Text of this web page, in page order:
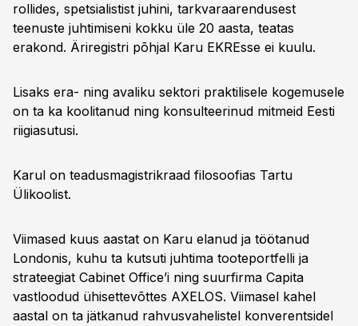
rollides, spetsialistist juhini, tarkvaraarendusest
teenuste juhtimiseni kokku üle 20 aasta, teatas
erakond. Äriregistri põhjal Karu EKREsse ei kuulu.
Lisaks era- ning avaliku sektori praktilisele kogemusele
on ta ka koolitanud ning konsulteerinud mitmeid Eesti
riigiasutusi.
Karul on teadusmagistrikraad filosoofias Tartu
Ülikoolist.
Viimased kuus aastat on Karu elanud ja töötanud
Londonis, kuhu ta kutsuti juhtima tooteportfelli ja
strateegiat Cabinet Office’i ning suurfirma Capita
vastloodud ühisettevõttes AXELOS. Viimasel kahel
aastal on ta jätkanud rahvusvahelistel konverentsidel